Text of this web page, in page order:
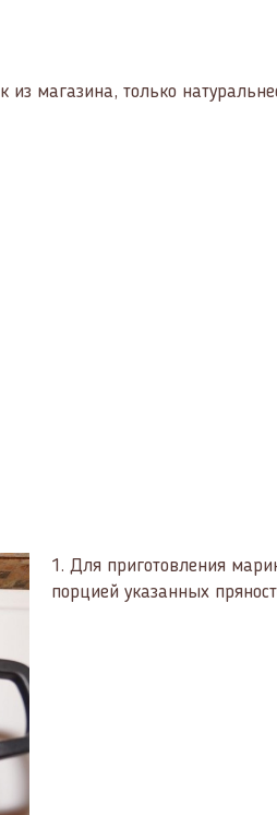
магазина, только
1. Для приготовления
порцией указанных